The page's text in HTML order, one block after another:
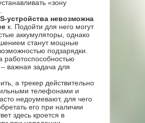
«зону
устройства невозможна
к. Подойти для него могут
аккумуляторы, однако
станут мощные
подзарядки.
работоспособностью
– важная задача для
а трекер действительно
телефонами и
недоумевают, для чего
его при наличии
здесь кроется в